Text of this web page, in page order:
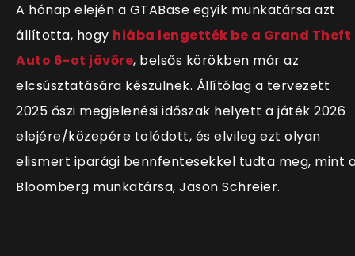
A hónap elején a GTABase egyik munkatársa azt
állította, hogy hiába lengették be a Grand Theft
Auto 6-ot jövőre, belsős körökben már az
elcsúsztatására készülnek. Állítólag a tervezett
2025 őszi megjelenési időszak helyett a játék 2026
elejére/közepére tolódott, és elvileg ezt olyan
elismert iparági bennfentesekkel tudta meg, mint
Bloomberg munkatársa, Jason Schreier.